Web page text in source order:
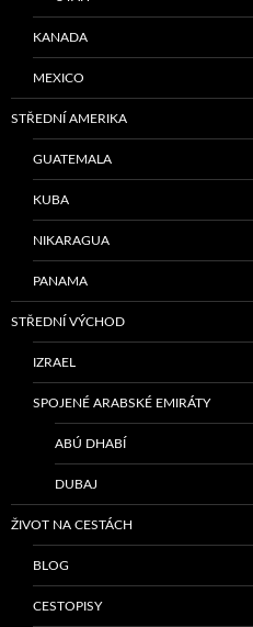
KANADA
MEXICO
STŘEDNÍ AMERIKA
GUATEMALA
KUBA
NIKARAGUA
PANAMA
STŘEDNÍ VÝCHOD
IZRAEL
SPOJENÉ ARABSKÉ EMIRÁTY
ABÚ DHABÍ
DUBAJ
ŽIVOT NA CESTÁCH
BLOG
CESTOPISY